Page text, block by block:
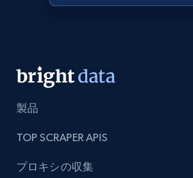
Best Buy products - Collect
Lazada - Products
製品
TOP SCRAPER APIS
プロキシの収集